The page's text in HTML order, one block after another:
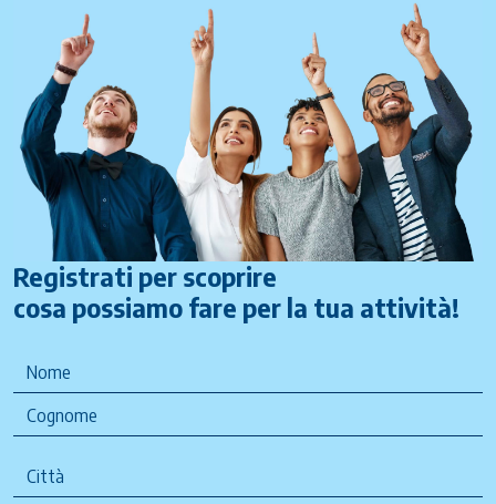
Registrati per scoprire
cosa possiamo fare per la tua attività!